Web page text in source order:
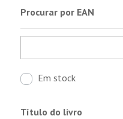
Procurar por EAN
Em stock
Título do livro